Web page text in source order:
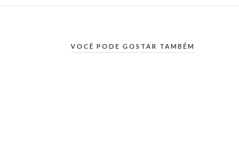
VOCÊ PODE GOSTAR TAMBÉM